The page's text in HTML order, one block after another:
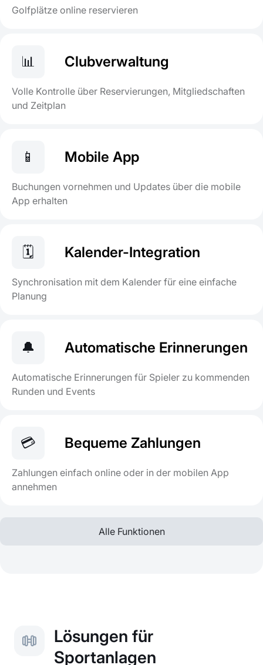
Golfplätze online reservieren
📊 Clubverwaltung
Volle Kontrolle über Reservierungen, Mitgliedschaften
und Zeitplan
📱 Mobile App
Buchungen vornehmen und Updates über die mobile
App erhalten
🗓️ Kalender-Integration
Synchronisation mit dem Kalender für eine einfache
Planung
🔔 Automatische Erinnerungen
Automatische Erinnerungen für Spieler zu kommenden
Runden und Events
💳 Bequeme Zahlungen
Zahlungen einfach online oder in der mobilen App
annehmen
Alle Funktionen
Lösungen für
Sportanlagen